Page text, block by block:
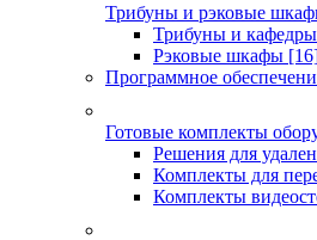
Трибуны и рэковые
Трибуны и кафедры
Рэковые шкафы
Программное
Готовые комплекты
Решения для
Комплекты для
Комплекты